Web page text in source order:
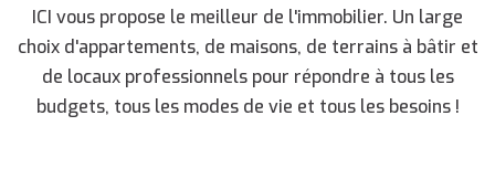
ICI vous propose le meilleur de l'immobilier. Un large
choix d'appartements, de maisons, de terrains à bâtir et
de locaux professionnels pour répondre à tous les
budgets, tous les modes de vie et tous les besoins !